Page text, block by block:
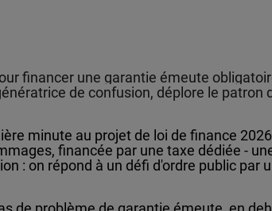
financer une garantie émeute
de confusion, déplore le patron
minute au projet de loi de finance
financée par une taxe dédiée -
: on répond à un défi d'ordre public par